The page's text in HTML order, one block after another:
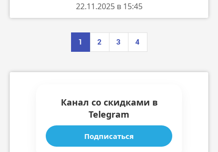
22.11.2025 в 15:45
1 2 3 4
Канал со скидками в
Telegram
Подписаться